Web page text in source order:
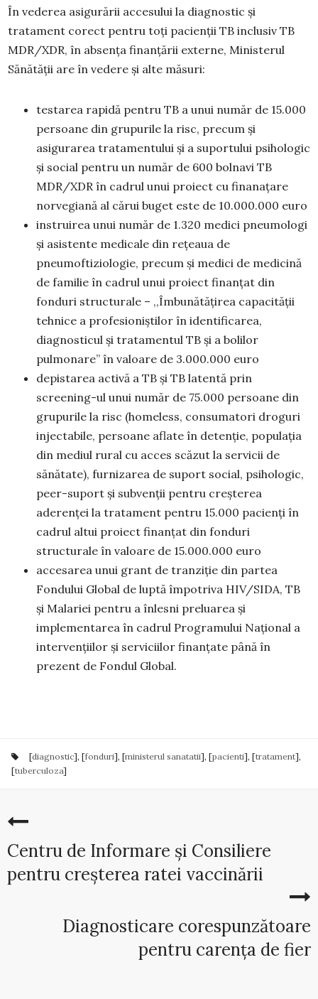
În vederea asigurării accesului la diagnostic și
tratament corect pentru toți pacienții TB inclusiv TB
MDR/XDR, în absența finanțării externe, Ministerul
Sănătății are în vedere și alte măsuri:
testarea rapidă pentru TB a unui număr de 15.000
persoane din grupurile la risc, precum și
asigurarea tratamentului și a suportului psihologic
și social pentru un număr de 600 bolnavi TB
MDR/XDR în cadrul unui proiect cu finanațare
norvegiană al cărui buget este de 10.000.000 euro
instruirea unui număr de 1.320 medici pneumologi
și asistente medicale din rețeaua de
pneumoftiziologie, precum și medici de medicină
de familie în cadrul unui proiect finanțat din
fonduri structurale – ,,Îmbunătățirea capacității
tehnice a profesioniștilor în identificarea,
diagnosticul și tratamentul TB și a bolilor
pulmonare” în valoare de 3.000.000 euro
depistarea activă a TB și TB latentă prin
screening-ul unui număr de 75.000 persoane din
grupurile la risc (homeless, consumatori droguri
injectabile, persoane aflate în detenție, populația
din mediul rural cu acces scăzut la servicii de
sănătate), furnizarea de suport social, psihologic,
peer-suport și subvenții pentru creșterea
aderenței la tratament pentru 15.000 pacienți în
cadrul altui proiect finanțat din fonduri
structurale în valoare de 15.000.000 euro
accesarea unui grant de tranziție din partea
Fondului Global de luptă împotriva HIV/SIDA, TB
și Malariei pentru a înlesni preluarea și
implementarea în cadrul Programului Național a
intervențiilor și serviciilor finanțate până în
prezent de Fondul Global.
[diagnostic], [fonduri], [ministerul sanatatii], [pacienti], [tratament],
[tuberculoza]
Centru de Informare și Consiliere
pentru creșterea ratei vaccinării
Diagnosticare corespunzătoare
pentru carența de fier